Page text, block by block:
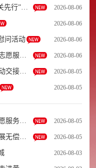
先行”活 2026-08-06
2026-08-06
问活动 2026-08-06
愿服务 2026-08-06
交接仪 2026-08-05
2026-08-05
服务队 2026-08-05
无偿献 2026-08-05
2026-08-03